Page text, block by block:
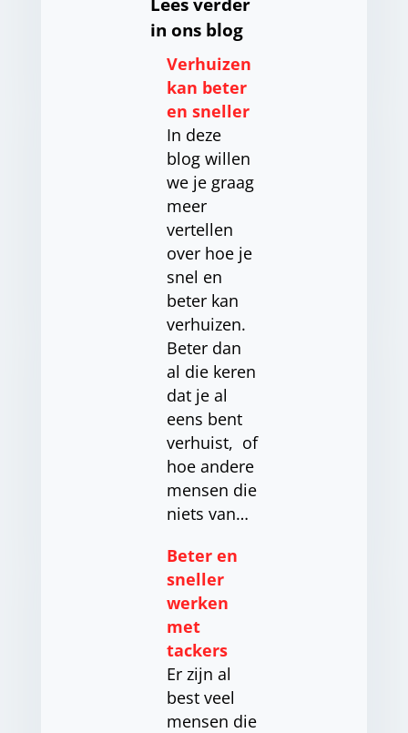
in ons blog
Verhuizen
kan beter
en sneller
In deze
blog willen
we je graag
meer
vertellen
over hoe je
snel en
beter kan
verhuizen.
Beter dan
al die keren
dat je al
eens bent
verhuist, of
hoe andere
mensen die
niets van…
Beter en
sneller
werken
met
tackers
Er zijn al
best veel
mensen die